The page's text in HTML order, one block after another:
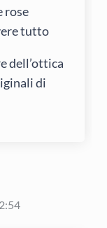
rose
tutto
dell’ottica
di